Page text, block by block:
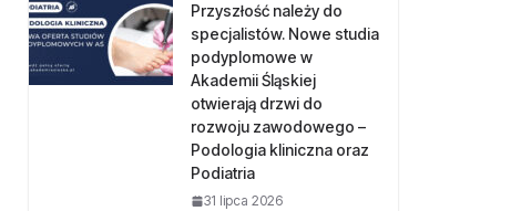
Przyszłość należy do
specjalistów. Nowe studia
podyplomowe w
Akademii Śląskiej
otwierają drzwi do
rozwoju zawodowego –
Podologia kliniczna oraz
Podiatria
31 lipca 2026